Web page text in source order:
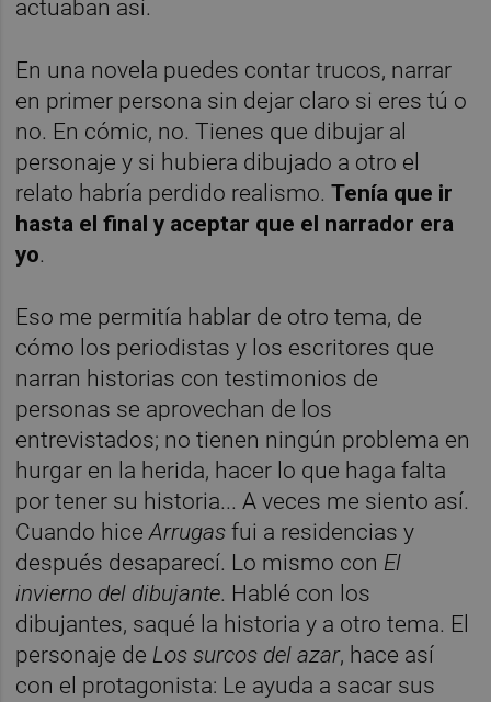
actuaban así.
En una novela puedes contar trucos, narrar
en primer persona sin dejar claro si eres tú o
no. En cómic, no. Tienes que dibujar al
personaje y si hubiera dibujado a otro el
relato habría perdido realismo.Tenía que ir
hasta el final y aceptar que el narrador era
yo.
Eso me permitía hablar de otro tema, de
cómo los periodistas y los escritores que
narran historias con testimonios de
personas se aprovechan de los
entrevistados; no tienen ningún problema en
hurgar en la herida, hacer lo que haga falta
por tener su historia... A veces me siento así.
Cuando hiceArrugas fui a residencias y
después desaparecí. Lo mismo con El
invierno del dibujante. Hablé con los
dibujantes, saqué la historia y a otro tema. El
personaje de Los surcos del azar, hace así
con el protagonista: Le ayuda a sacar sus